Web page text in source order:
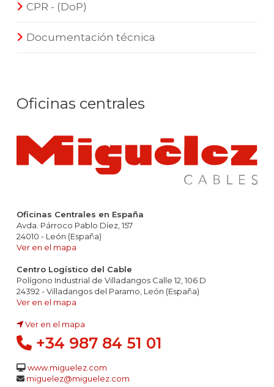
CPR - (DoP)
Documentación técnica
Oficinas centrales
Oficinas Centrales en España
Avda. Párroco Pablo Díez, 157
24010 - León (España)
Ver en el mapa
Centro Logístico del Cable
Polígono Industrial de Villadangos Calle 12, 106 D
24392 - Villadangos del Paramo, León (España)
Ver en el mapa
Ver en el mapa
+34 987 84 51 01
www.miguelez.com
miguelez@miguelez.com